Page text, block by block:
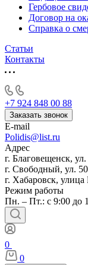
Гербовое
Договор на
Справка о
Статьи
Контакты
+7 924 848 00 88
Заказать звонок
E-mail
Polidis@list.ru
Адрес
г. Благовещенск,
г. Свободный, ул.
г. Хабаровск,
Режим работы
Пн. – Пт.: с 9:00 до
0
0